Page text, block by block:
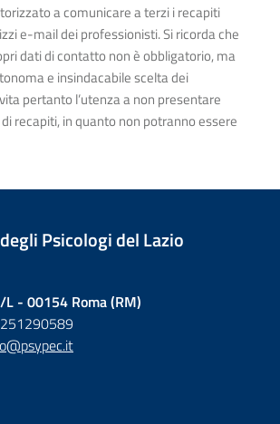
a comunicare a terzi i recapiti
e-mail dei professionisti. Si ricorda che
dati di contatto non è obbligatorio, ma
e insindacabile scelta dei
pertanto l’utenza a non presentare
recapiti, in quanto non potranno essere
Psicologi del Lazio
- 00154 Roma (RM)
- new tab)- new tab)